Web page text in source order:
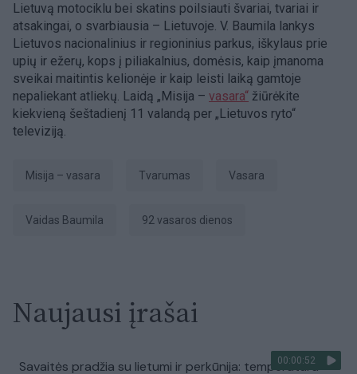
Lietuvą motociklu bei skatins poilsiauti švariai, tvariai ir
atsakingai, o svarbiausia – Lietuvoje. V. Baumila lankys
Lietuvos nacionalinius ir regioninius parkus, iškylaus prie
upių ir ežerų, kops į piliakalnius, domėsis, kaip įmanoma
sveikai maitintis kelionėje ir kaip leisti laiką gamtoje
nepaliekant atliekų. Laidą „Misija – vasara“ žiūrėkite
kiekvieną šeštadienį 11 valandą per „Lietuvos ryto“
televiziją.
Misija – vasara Tvarumas Vasara
Vaidas Baumila 92 vasaros dienos
Naujausi įrašai
00:00:52
Savaitės pradžia su lietumi ir perkūnija: temperatūra